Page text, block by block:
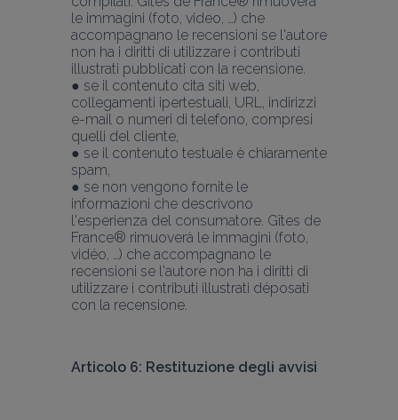
le immagini (foto, video, …) che
accompagnano le recensioni se l'autore
non ha i diritti di utilizzare i contributi
illustrati pubblicati con la recensione.
● se il contenuto cita siti web,
collegamenti ipertestuali, URL, indirizzi
e-mail o numeri di telefono, compresi
quelli del cliente,
● se il contenuto testuale è chiaramente
spam,
● se non vengono fornite le
informazioni che descrivono
l'esperienza del consumatore. Gîtes de
France® rimuoverà le immagini (foto,
vidéo, …) che accompagnano le
recensioni se l'autore non ha i diritti di
utilizzare i contributi illustrati déposati
con la recensione.
Articolo 6: Restituzione degli avvisi